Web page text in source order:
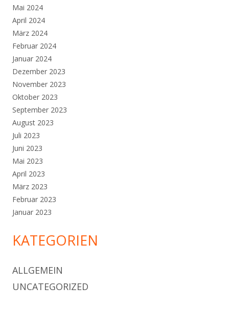
Mai 2024
April 2024
März 2024
Februar 2024
Januar 2024
Dezember 2023
November 2023
Oktober 2023
September 2023
August 2023
Juli 2023
Juni 2023
Mai 2023
April 2023
März 2023
Februar 2023
Januar 2023
KATEGORIEN
ALLGEMEIN
UNCATEGORIZED